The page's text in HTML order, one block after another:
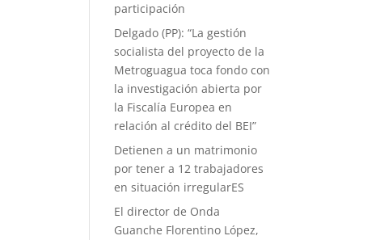
participación
Delgado (PP): “La gestión
socialista del proyecto de la
Metroguagua toca fondo con
la investigación abierta por
la Fiscalía Europea en
relación al crédito del BEI”
Detienen a un matrimonio
por tener a 12 trabajadores
en situación irregularES
El director de Onda
Guanche Florentino López,